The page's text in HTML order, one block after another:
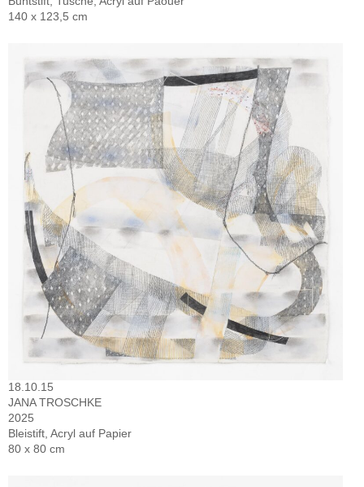
140 x 123,5 cm
18.10.15
JANA TROSCHKE
2025
Bleistift, Acryl auf Papier
80 x 80 cm